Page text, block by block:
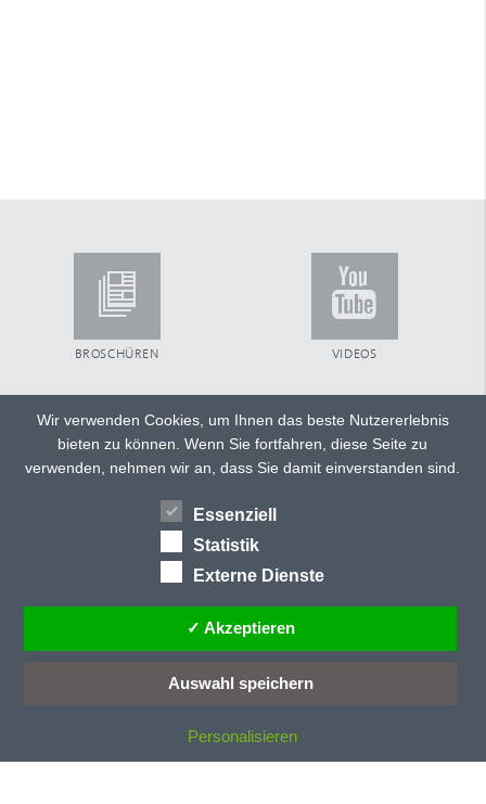
BROSCHÜREN VIDEOS
HÄNDLERSUCHE
TWITTER FACEBOOK
Wir verwenden Cookies, um Ihnen das beste Nutzererlebnis
bieten zu können. Wenn Sie fortfahren, diese Seite zu
verwenden, nehmen wir an, dass Sie damit einverstanden sind.
Essenziell
Statistik
Externe Dienste
✓ Akzeptieren
Auswahl speichern
Personalisieren